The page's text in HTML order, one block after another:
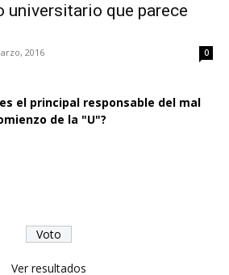
universitario que parece
2016 0
el principal responsable del mal
de la "U"?
Ver resultados